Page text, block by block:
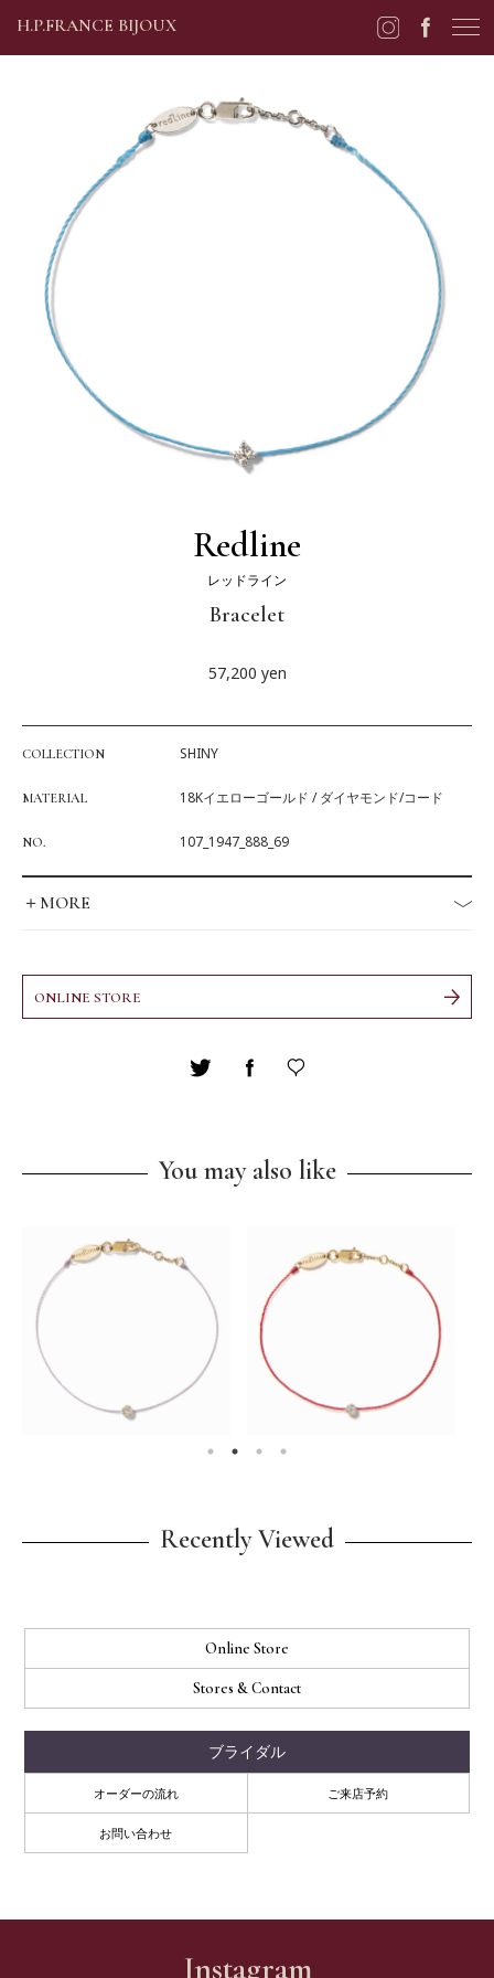
H.P.FRANCE BIJOUX
Redline
レッドライン
Bracelet
57,200 yen
COLLECTION SHINY
MATERIAL 18Kイエローゴールド / ダイヤモンド/コード
NO. 107_1947_888_69
＋MORE
ONLINE STORE
You may also like
Recently Viewed
Online Store
Stores & Contact
ブライダル
オーダーの流れ ご来店予約
お問い合わせ
Instagram